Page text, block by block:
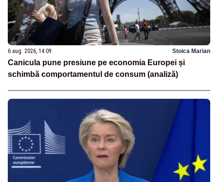
6 aug. 2026, 14:09 Stoica Marian
Canicula pune presiune pe economia Europei și
schimbă comportamentul de consum (analiză)